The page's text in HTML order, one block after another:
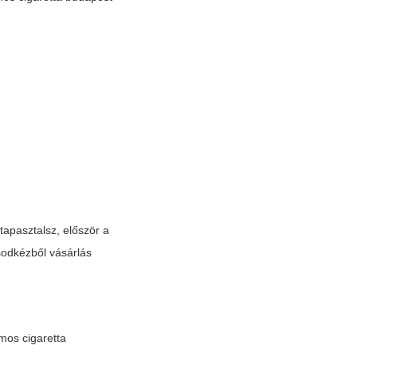
először a
vásárlás
cigaretta